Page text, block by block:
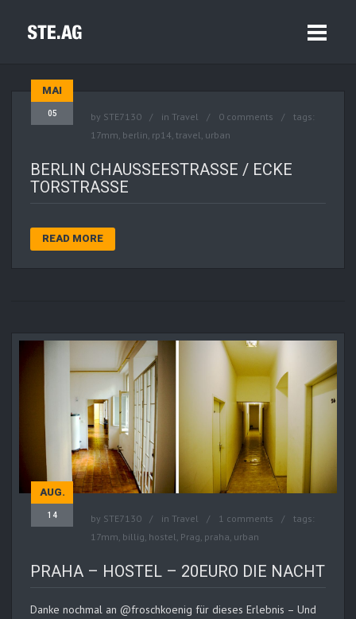
MAI
05 by STE7130 in Travel 0 comments
tags:
17mm, berlin, rp14, travel, urban
BERLIN CHAUSSEESTRASSE / ECKE T
ORSTRASSE
READ MORE
AUG.
14 by STE7130 in Travel 1 comments
tags:
17mm, billig, hostel, Prag, praha, urban
PRAHA – HOSTEL – 20EURO DIE NACHT
Danke nochmal an @froschkoenig für dieses Erlebnis – Und